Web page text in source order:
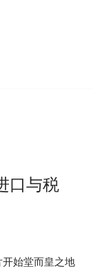
口与税
始堂而皇之地